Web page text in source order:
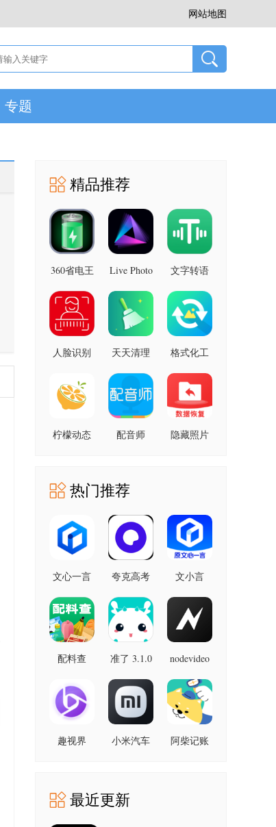
网站地图
专题
精品推荐
360省电王
版
Live Photo
文字转语
卓版
人脸识别
卓版
天天清理
格式化工
柠檬动态
配音师
隐藏照片
热门推荐
文心一言
5.16.0.10
最新版
夸克高考
最新版
文小言
配料查
版
准了 3.1.0
nodevideo
版
趣视界
小米汽车
阿柴记账
最近更新